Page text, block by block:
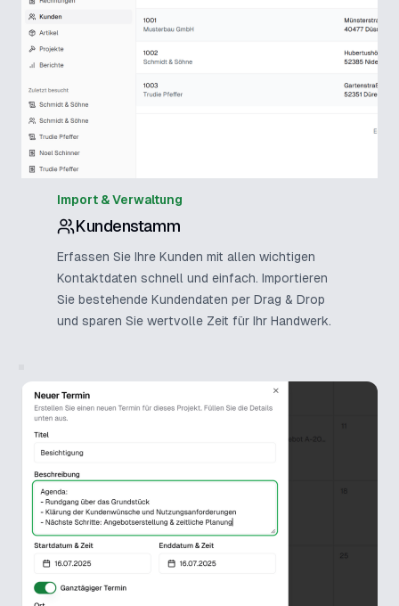
Import & Verwaltung
Kundenstamm
Erfassen Sie Ihre Kunden mit allen wichtigen
Kontaktdaten schnell und einfach. Importieren
Sie bestehende Kundendaten per Drag & Drop
und sparen Sie wertvolle Zeit für Ihr Handwerk.